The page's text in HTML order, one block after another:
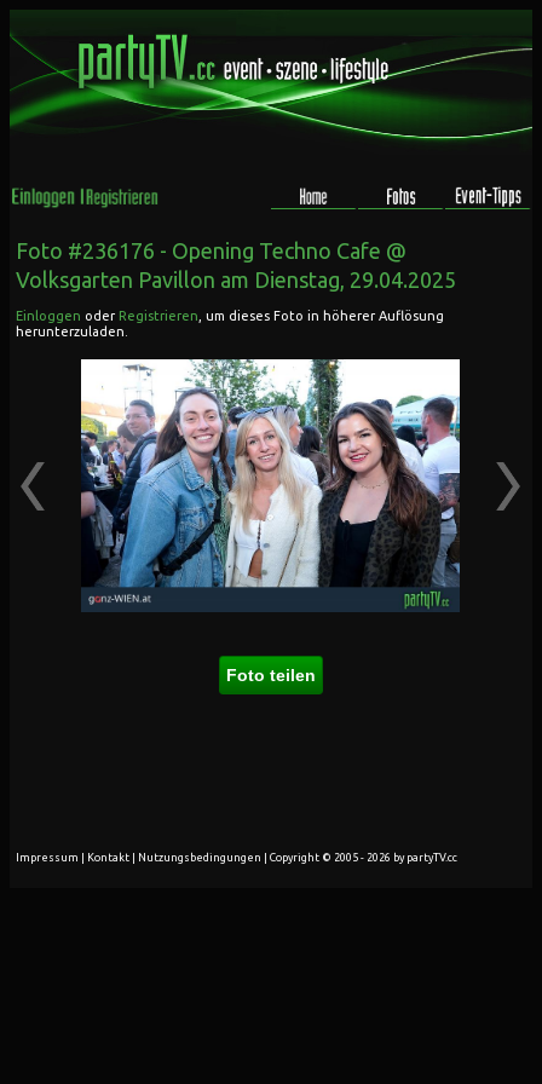
Foto #236176 - Opening Techno Cafe @
Volksgarten Pavillon am Dienstag, 29.04.2025
Einloggen oder Registrieren , um dieses Foto in höherer Auflösung
herunterzuladen.
Foto teilen
Impressum Kontakt Nutzungsbedingungen | Copyright © 2005 - 2026 by partyTV.cc